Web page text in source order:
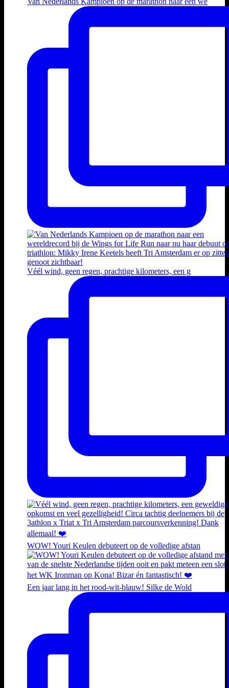
Véél wind, geen regen, prachtige kilometers, een g
WOW! Youri Keulen debuteert op de volledige afstan
Een jaar lang in het rood-wit-blauw! Silke de Wold